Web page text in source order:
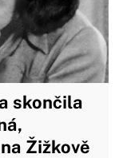
skončila
Žižkově